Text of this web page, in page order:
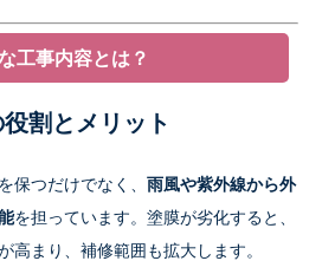
工事内容とは？
割とメリット
保つだけでなく、 雨風や紫外線から外
を担っています。塗膜が劣化すると、
高まり、補修範囲も拡大します。